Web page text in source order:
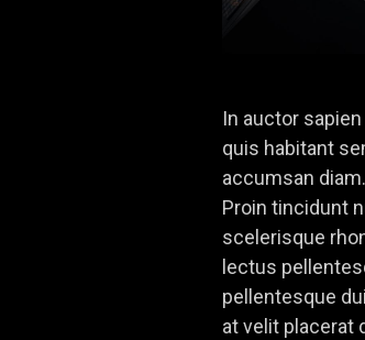
In auctor
quis habitant
accumsan
Proin tincidunt
scelerisque
lectus
pellentesque
at velit placerat